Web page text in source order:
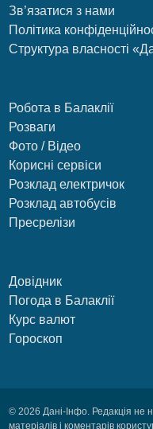
Зв’язатися з нами
Політика
Структура власності
Робота в Балаклії
Розваги
Фото / Відео
Корисні сервіси
Розклад електричок
Розклад автобусів
Пресрелізи
Довідник
Погода в Балаклії
Курс валют
Гороскоп
© 2026 Дані-Інфо. Редакція не
матеріалів і коментарів